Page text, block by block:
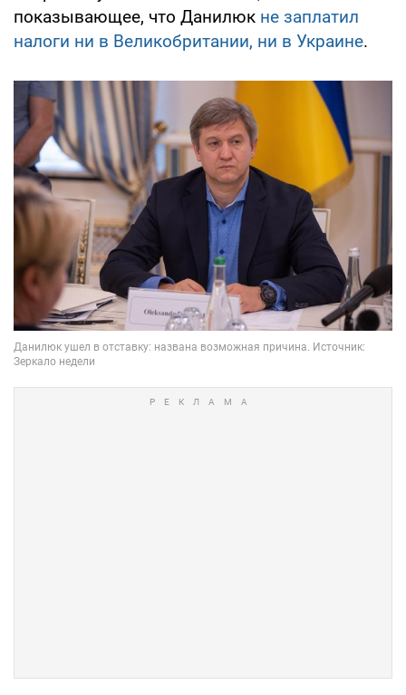
показывающее, что Данилюк не заплатил
налоги ни в Великобритании, ни в Украине.